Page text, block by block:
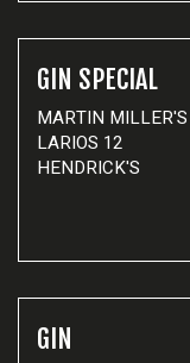
GIN SPECIAL
MARTIN MILLER'S
LARIOS 12
HENDRICK'S
GIN